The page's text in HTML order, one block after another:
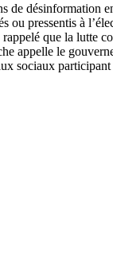
de désinformation
ou pressentis à
que la lutte
appelle le
sociaux